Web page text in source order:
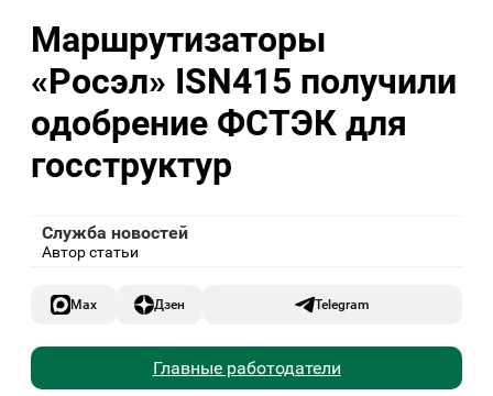
Маршрутизаторы
«Росэл» ISN415 получили
одобрение ФСТЭК для
госструктур
Служба новостей
Автор статьи
Max Дзен Telegram
Главные работодатели